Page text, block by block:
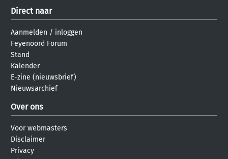
Direct naar
Aanmelden / inloggen
Feyenoord Forum
Stand
Kalender
E-zine (nieuwsbrief)
Nieuwsarchief
Over ons
Voor webmasters
Disclaimer
Privacy